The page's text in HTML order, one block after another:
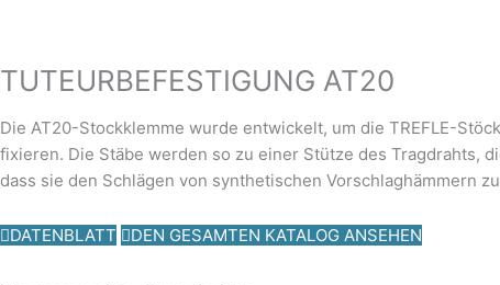
TUTEURBEFESTIGUNG AT20
Die AT20-Stockklemme wurde entwickelt, um die TREFLE-
fixieren. Die Stäbe werden so zu einer Stütze des Tragdrahts,
dass sie den Schlägen von synthetischen Vorschlaghämmern
DATENBLATT DEN GESAMTEN KATALOG ANSEHEN